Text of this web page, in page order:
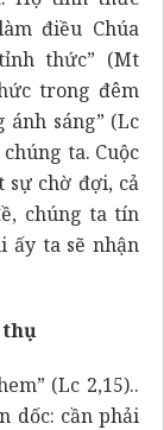
điều Chúa
thức” (Mt
trong đêm
ánh sáng” (Lc
ta. Cuộc
sự chờ đợi, cả
chúng ta tín
ấy ta sẽ nhận
(Lc 2,15)..
dốc: cần phải